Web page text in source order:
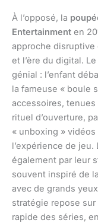
À l’opposé, la
Entertainment en
approche
et l’ère du digital.
génial : l’enfant
la fameuse « boule
accessoires,
rituel d’ouverture,
« unboxing » vidéos
l’expérience de jeu.
également par leur
souvent inspiré de
avec de grands
stratégie repose
rapide des séries,